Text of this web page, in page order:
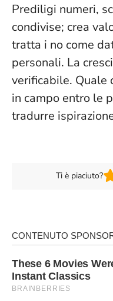
Prediligi numeri,
condivise; crea
tratta i no come
personali. La
verificabile. Quale
in campo entro le
tradurre
Ti è piaciuto?